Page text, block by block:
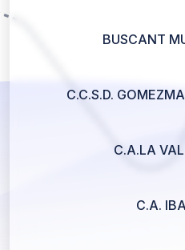
BUSCANT
C.C.S.D.
C.A.LA
C.A.